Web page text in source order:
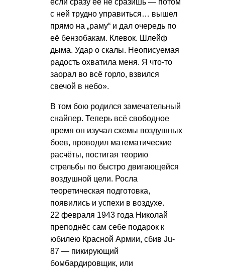
с ней трудно управиться… вышел
прямо на „раму“ и дал очередь по
её бензобакам. Клевок. Шлейф
дыма. Удар о скалы. Неописуемая
радость охватила меня. Я что-то
заорал во всё горло, взвился
свечой в небо».
В том бою родился замечательный
снайпер. Теперь всё свободное
время он изучал схемы воздушных
боев, проводил математические
расчёты, постигая теорию
стрельбы по быстро двигающейся
воздушной цели. Росла
теоретическая подготовка,
появились и успехи в воздухе.
22 февраля 1943 года Николай
преподнёс сам себе подарок к
юбилею Красной Армии, сбив Ju-
87 — пикирующий
бомбардировщик, или